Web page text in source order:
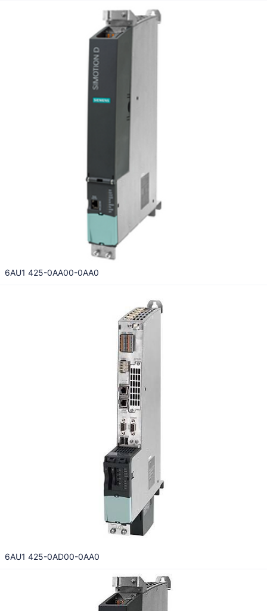
6AU1 425-0AA00-0AA0
6AU1 425-0AD00-0AA0